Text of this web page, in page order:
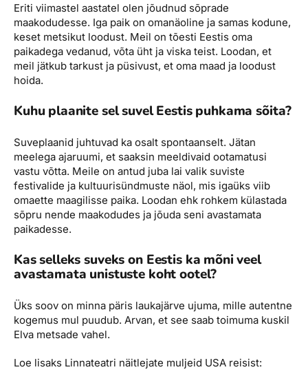
Eriti viimastel aastatel olen jõudnud sõprade
maakodudesse. Iga paik on omanäoline ja samas kodune,
keset metsikut loodust. Meil on tõesti Eestis oma
paikadega vedanud, võta üht ja viska teist. Loodan, et
meil jätkub tarkust ja püsivust, et oma maad ja loodust
hoida.
Kuhu plaanite sel suvel Eestis puhkama sõita?
Suveplaanid juhtuvad ka osalt spontaanselt. Jätan
meelega ajaruumi, et saaksin meeldivaid ootamatusi
vastu võtta. Meile on antud juba lai valik suviste
festivalide ja kultuurisündmuste näol, mis igaüks viib
omaette maagilisse paika. Loodan ehk rohkem külastada
sõpru nende maakodudes ja jõuda seni avastamata
paikadesse.
Kas selleks suveks on Eestis ka mõni veel
avastamata unistuste koht ootel?
Üks soov on minna päris laukajärve ujuma, mille autentne
kogemus mul puudub. Arvan, et see saab toimuma kuskil
Elva metsade vahel.
Loe lisaks Linnateatri näitlejate muljeid USA reisist: